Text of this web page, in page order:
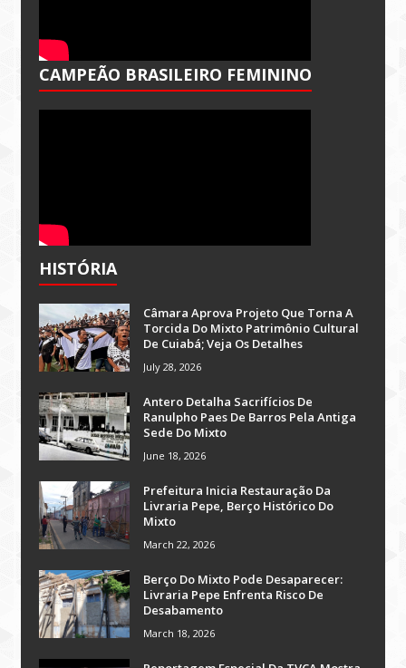
CAMPEÃO BRASILEIRO FEMININO
HISTÓRIA
Câmara Aprova Projeto Que Torna A
Torcida Do Mixto Patrimônio Cultural
De Cuiabá; Veja Os Detalhes
July 28, 2026
Antero Detalha Sacrifícios De
Ranulpho Paes De Barros Pela Antiga
Sede Do Mixto
June 18, 2026
Prefeitura Inicia Restauração Da
Livraria Pepe, Berço Histórico Do
Mixto
March 22, 2026
Berço Do Mixto Pode Desaparecer:
Livraria Pepe Enfrenta Risco De
Desabamento
March 18, 2026